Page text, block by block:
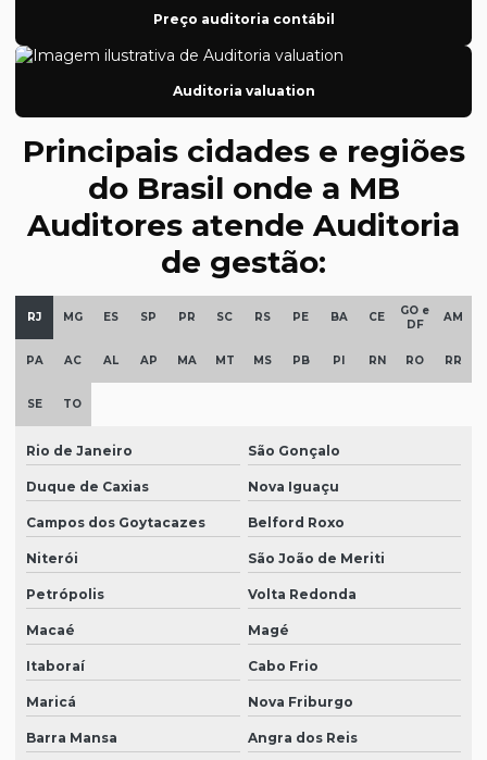
Auditoria interna contábil
Auditoria interna controle interno
Auditoria interna departamento pessoal
Auditoria interna financeira
Auditoria interna folha de pagamento
Auditoria iso 9001
Auditoria nota técnica atuarial
Auditoria de pesquisas
Auditoria de PPA
Auditoria de risco
Auditoria de sorteios
Auditoria de sorteios e premiações
Auditoria trabalhista preventiva
Auditoria de tributos
Auditoria valuation
Preço auditoria contábil
Auditoria valuation
Principais cidades e regiões
do Brasil onde a MB
Auditores atende Auditoria
de gestão:
RJ MG ES SP PR SC RS PE BA CE
GO e
DF
AM
PA AC AL AP MA MT MS PB PI RN RO RR
SE TO
Rio de Janeiro São Gonçalo
Duque de Caxias Nova Iguaçu
Campos dos Goytacazes Belford Roxo
Niterói São João de Meriti
Petrópolis Volta Redonda
Macaé Magé
Itaboraí Cabo Frio
Maricá Nova Friburgo
Barra Mansa Angra dos Reis